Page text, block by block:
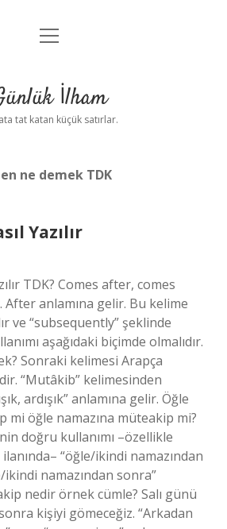
Anasayfa
Yasal Uyarı
menüyü
İlham
tat katan küçük satırlar.
ne demek TDK
Yazılır
TDK? Comes after, comes
anlamına gelir. Bu kelime
ve “subsequently” şeklinde
aşağıdaki biçimde olmalıdır.
Sonraki kelimesi Arapça
“Mutâkib” kelimesinden
ardışık” anlamına gelir. Öğle
mi öğle namazına müteakip mi?
doğru kullanımı –özellikle
ilanında– “öğle/ikindi namazından
ikindi namazından sonra”
nedir örnek cümle? Salı günü
kişiyi gömeceğiz. “Arkadan